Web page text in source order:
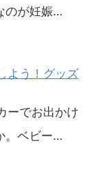
のが妊娠…
よう！グッズ
ーでお出かけ
。ベビー…